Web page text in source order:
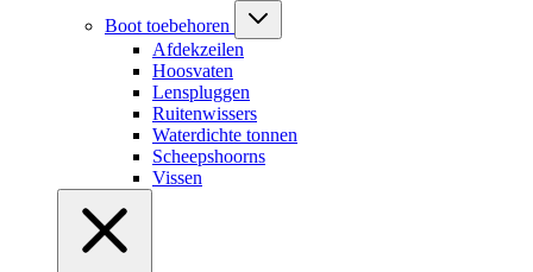
Boot toebehoren
Afdekzeilen
Hoosvaten
Lenspluggen
Ruitenwissers
Waterdichte tonnen
Scheepshoorns
Vissen